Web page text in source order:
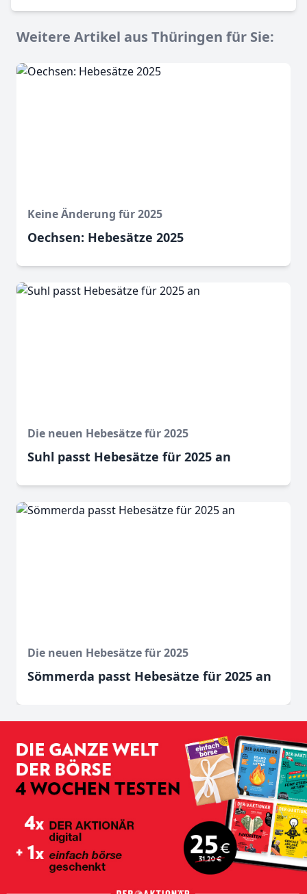
Weitere Artikel aus Thüringen für Sie:
Keine Änderung für 2025
Oechsen: Hebesätze 2025
Die neuen Hebesätze für 2025
Suhl passt Hebesätze für 2025 an
Die neuen Hebesätze für 2025
Sömmerda passt Hebesätze für 2025 an